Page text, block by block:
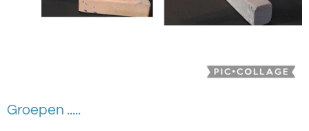
Groepen .....